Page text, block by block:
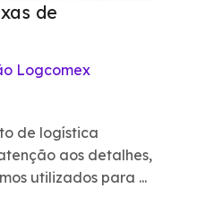
de
Logcomex
de logística
aos detalhes,
utilizados para ...